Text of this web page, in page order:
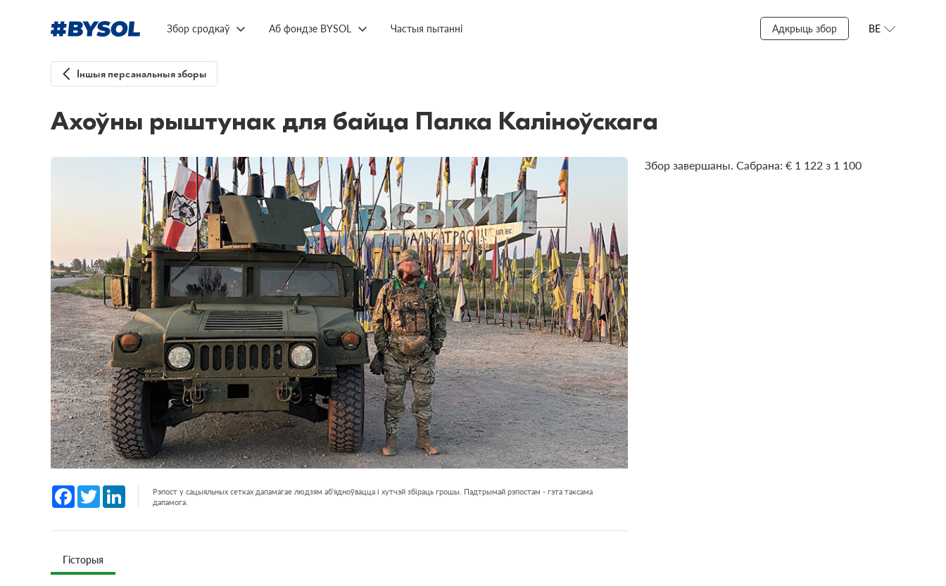
Збор сродкаў Аб фондзе BYSOL Частыя пытанні Адкрыць збор BE
Іншыя персанальныя зборы
Ахоўны рыштунак для байца Палка Каліноўскага
Facebook
Twitter LinkedInРэпост у сацыяльных сетках дапамагае людзям аб'ядноўвацца і хутчэй збіраць грошы. Падтрымай рэпостам - гэта таксама
дапамога.
Гісторыя
Збор завершаны. Сабрана: € 1 122 з 1 100